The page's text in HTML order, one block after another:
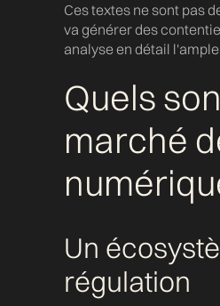
Ces textes ne sont pas
va générer des
analyse en détail
Quels
marché
Un
régulation